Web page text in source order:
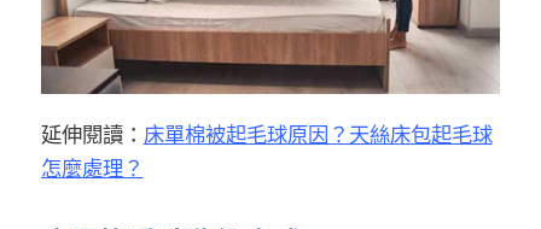
延伸閱讀： 床單棉被起毛球原因？天絲床包起毛球
怎麼處理？